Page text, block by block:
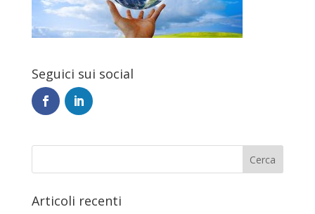
Seguici sui social
Articoli recenti